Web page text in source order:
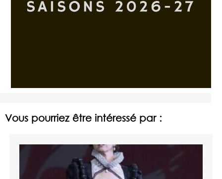
Vous pourriez être intéressé par :